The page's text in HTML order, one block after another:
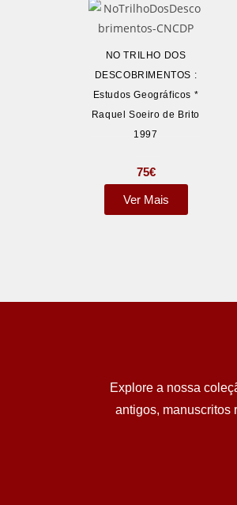
NO TRILHO DOS
DESCOBRIMENTOS :
Estudos Geográficos *
Raquel Soeiro de Brito
1997
75€
Ver Mais
Explore a nossa
antigos, manuscritos